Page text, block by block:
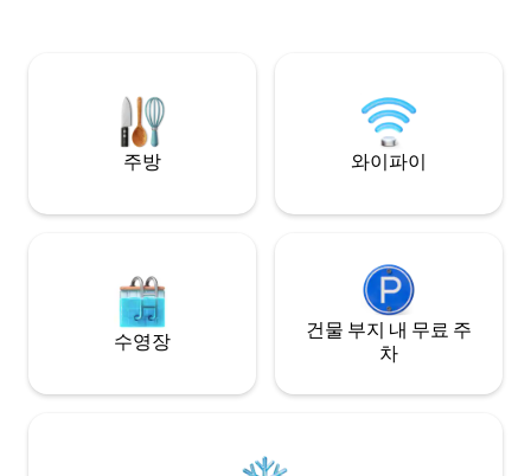
수 생활을 원하는
에게 이상적입니다.
주방 와이파이
수영장
건물 부지 내 무료 주
차